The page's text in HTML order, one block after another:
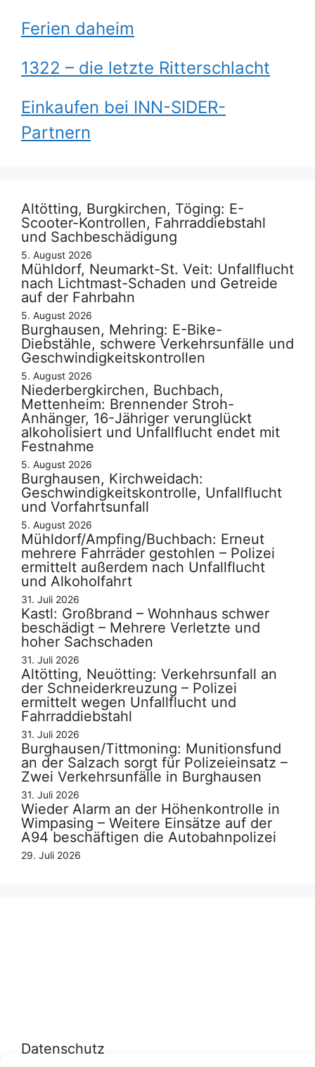
Ferien daheim
1322 – die letzte Ritterschlacht
Einkaufen bei INN-SIDER-
Partnern
Altötting, Burgkirchen, Töging: E-
Scooter-Kontrollen, Fahrraddiebstahl
und Sachbeschädigung
5. August 2026
Mühldorf, Neumarkt-St. Veit: Unfallflucht
nach Lichtmast-Schaden und Getreide
auf der Fahrbahn
5. August 2026
Burghausen, Mehring: E-Bike-
Diebstähle, schwere Verkehrsunfälle und
Geschwindigkeitskontrollen
5. August 2026
Niederbergkirchen, Buchbach,
Mettenheim: Brennender Stroh-
Anhänger, 16-Jähriger verunglückt
alkoholisiert und Unfallflucht endet mit
Festnahme
5. August 2026
Burghausen, Kirchweidach:
Geschwindigkeitskontrolle, Unfallflucht
und Vorfahrtsunfall
5. August 2026
Mühldorf/Ampfing/Buchbach: Erneut
mehrere Fahrräder gestohlen – Polizei
ermittelt außerdem nach Unfallflucht
und Alkoholfahrt
31. Juli 2026
Kastl: Großbrand – Wohnhaus schwer
beschädigt – Mehrere Verletzte und
hoher Sachschaden
31. Juli 2026
Altötting, Neuötting: Verkehrsunfall an
der Schneiderkreuzung – Polizei
ermittelt wegen Unfallflucht und
Fahrraddiebstahl
31. Juli 2026
Burghausen/Tittmoning: Munitionsfund
an der Salzach sorgt für Polizeieinsatz –
Zwei Verkehrsunfälle in Burghausen
31. Juli 2026
Wieder Alarm an der Höhenkontrolle in
Wimpasing – Weitere Einsätze auf der
A94 beschäftigen die Autobahnpolizei
29. Juli 2026
Datenschutz